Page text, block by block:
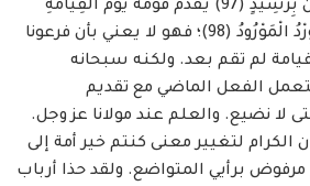
أَمْرَ فِرْعَوْنَ وَمَا ‏أَمْرُ فِرْعَوْنَ بِرَشِيدٍ (97) يَقْدُمُ قَوْمَهُ يَوْمَ الْقِيَامَةِ
فَأَوْرَدَهُمُ النَّارَ وَبِئْسَ الْوِرْدُ الْمَوْرُودُ (98)؛ فهو لا يعني بأن ‏فرعونا
لم تقم بعد. ولكنه سبحانه
الفعل ‏الماضي مع تقديم
لا نضيع. والعلم عند مولانا عز وجل.
لتغيير معنى كنتم خير أمة إلى
‏برأيي المتواضع. ولقد حذا أرباب